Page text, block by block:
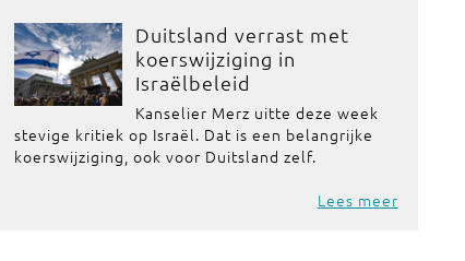
Duitsland verrast met
koerswijziging in
Israëlbeleid
Kanselier Merz uitte deze week
stevige kritiek op Israël. Dat is een belangrijke
koerswijziging, ook voor Duitsland zelf.
Lees meer